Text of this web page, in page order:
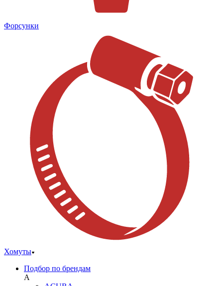
Форсунки
Хомуты
Подбор по брендам
A